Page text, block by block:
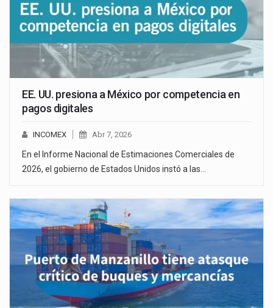
EE. UU. presiona a México por competencia en
pagos digitales
INCOMEX Abr 7, 2026
En el Informe Nacional de Estimaciones Comerciales de
2026, el gobierno de Estados Unidos instó a las…